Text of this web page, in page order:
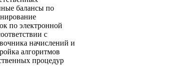
балансы по
по электронной
с
начислений и
алгоритмов
процедур